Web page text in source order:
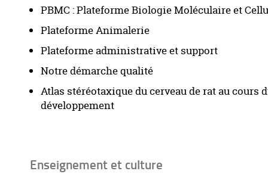
PBMC : Plateforme Biologie Moléculaire et
Plateforme Animalerie
Plateforme administrative et support
Notre démarche qualité
Atlas stéréotaxique du cerveau de rat au cours
développement
Enseignement et culture